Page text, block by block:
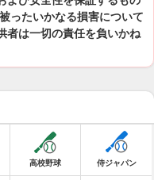
ったいかなる損害について
者は一切の責任を負いかね
高校野球 侍ジャパン